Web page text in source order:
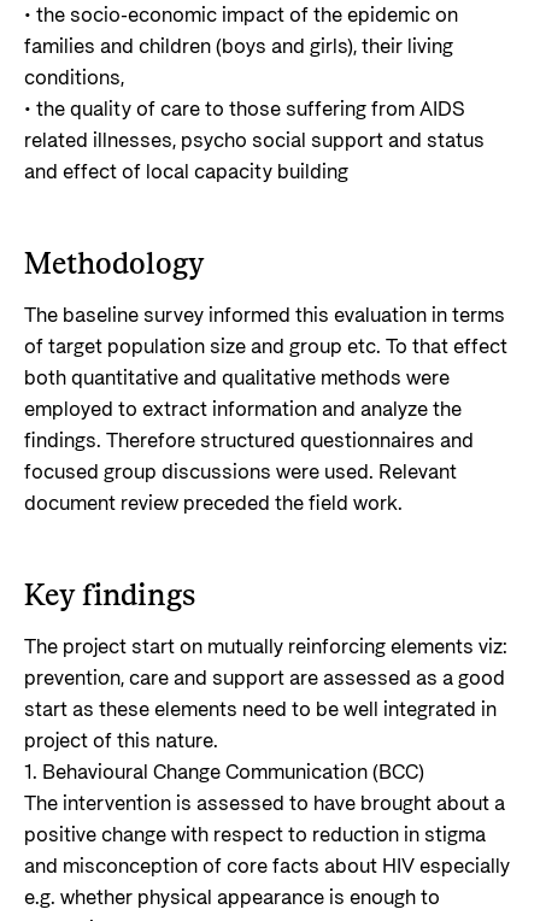
• the socio-economic impact of the epidemic on
families and children (boys and girls), their living
conditions,
• the quality of care to those suffering from AIDS
related illnesses, psycho social support and status
and effect of local capacity building
Methodology
The baseline survey informed this evaluation in terms
of target population size and group etc. To that effect
both quantitative and qualitative methods were
employed to extract information and analyze the
findings. Therefore structured questionnaires and
focused group discussions were used. Relevant
document review preceded the field work.
Key findings
The project start on mutually reinforcing elements viz:
prevention, care and support are assessed as a good
start as these elements need to be well integrated in
project of this nature.
1. Behavioural Change Communication (BCC)
The intervention is assessed to have brought about a
positive change with respect to reduction in stigma
and misconception of core facts about HIV especially
e.g. whether physical appearance is enough to